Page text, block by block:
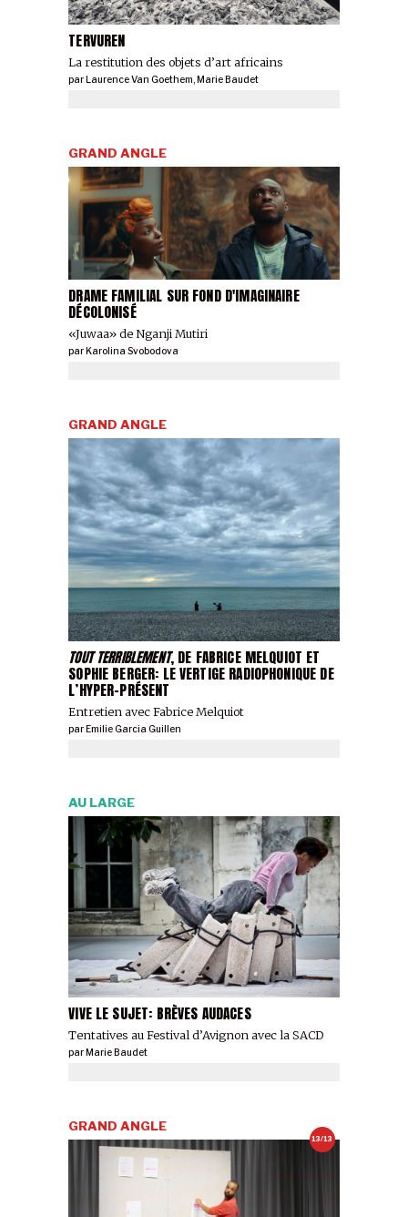
TERVUREN
La restitution des objets d’art africains
parLaurence Van Goethem ,Marie Baudet
DRAME FAMILIAL SUR FOND D'IMAGINAIRE
DÉCOLONISÉ
«Juwaa» de Nganji Mutiri
GRAND ANGLE
par Karolina Svobodova
TOUT TERRIBLEMENT, DE FABRICE MELQUIOT ET
SOPHIE BERGER: LE VERTIGE RADIOPHONIQUE DE
L’HYPER-PRÉSENT
Entretien avec Fabrice Melquiot
GRAND ANGLE
par Emilie Garcia Guillen
VIVE LE SUJET: BRÈVES AUDACES
Tentatives au Festival d’Avignon avec la SACD
AU LARGE
parMarie Baudet
13/13
GRAND ANGLE